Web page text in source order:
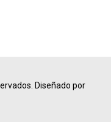
Diseñado por